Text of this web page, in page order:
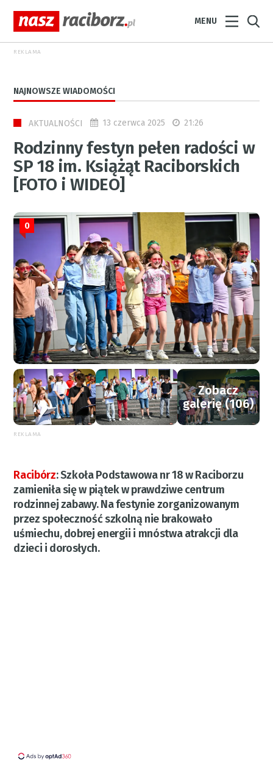
MENU
REKLAMA
NAJNOWSZE WIADOMOŚCI
AKTUALNOŚCI 13 czerwca 2025 21:26
Rodzinny festyn pełen radości w
SP 18 im. Książąt Raciborskich
[FOTO i WIDEO]
0
Zobacz
galerię (106)
REKLAMA
Racibórz:Szkoła Podstawowa nr 18 w Raciborzu
zamieniła się w piątek w prawdziwe centrum
rodzinnej zabawy. Na festynie zorganizowanym
przez społeczność szkolną nie brakowało
uśmiechu, dobrej energii i mnóstwa atrakcji dla
dzieci i dorosłych.